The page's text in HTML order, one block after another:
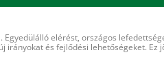
elérést, országos
irányokat és fejlődési lehetőségeket. Ez